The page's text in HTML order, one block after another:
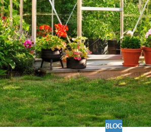
BLOG